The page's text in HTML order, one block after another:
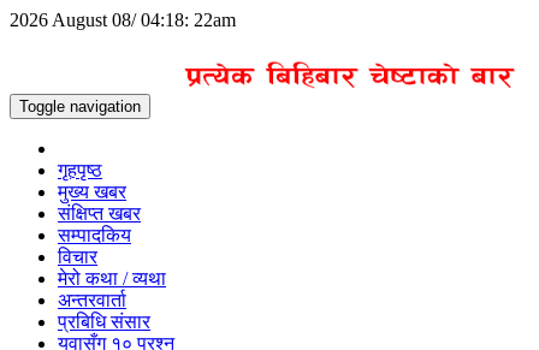
2026 August 08/ 04:18: 22am
Toggle navigation
गृहपृष्ठ
मुख्य खबर
संक्षिप्त खबर
सम्पादकिय
विचार
मेरो कथा / व्यथा
अन्तरवार्ता
प्रबिधि संसार
युवासँग १० प्रश्न